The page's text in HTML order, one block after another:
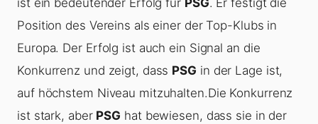
ist ein bedeutender Erfolg für PSG. Er festigt die
Position des Vereins als einer der Top-Klubs in
Europa. Der Erfolg ist auch ein Signal an die
Konkurrenz und zeigt, dass PSG in der Lage ist,
auf höchstem Niveau mitzuhalten.Die Konkurrenz
ist stark, aber PSG hat bewiesen, dass sie in der